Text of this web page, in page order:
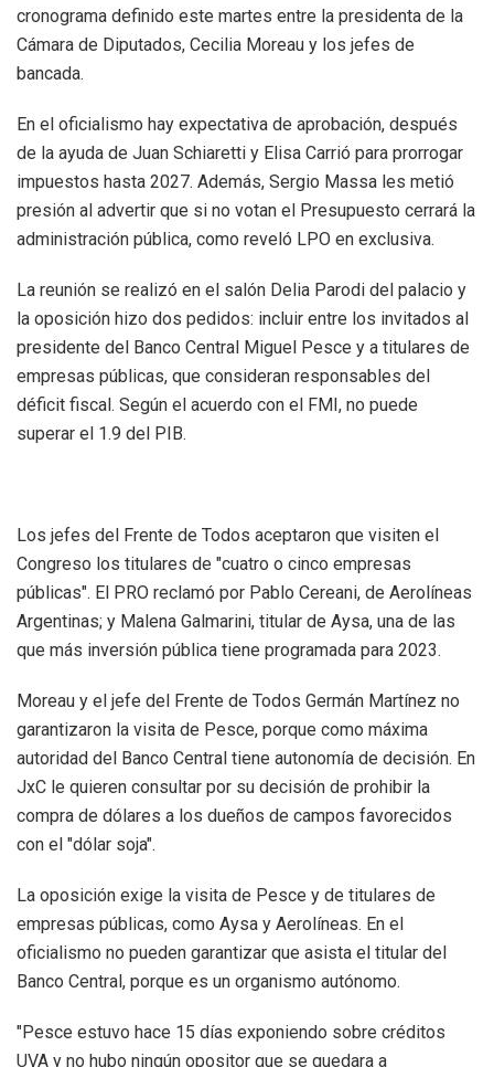
cronograma definido este martes entre la presidenta de la
Cámara de Diputados, Cecilia Moreau y los jefes de
bancada.
En el oficialismo hay expectativa de aprobación, después
de la ayuda de Juan Schiaretti y Elisa Carrió para prorrogar
impuestos hasta 2027. Además, Sergio Massa les metió
presión al advertir que si no votan el Presupuesto cerrará la
administración pública, como reveló LPO en exclusiva.
La reunión se realizó en el salón Delia Parodi del palacio y
la oposición hizo dos pedidos: incluir entre los invitados al
presidente del Banco Central Miguel Pesce y a titulares de
empresas públicas, que consideran responsables del
déficit fiscal. Según el acuerdo con el FMI, no puede
superar el 1.9 del PIB.
Los jefes del Frente de Todos aceptaron que visiten el
Congreso los titulares de "cuatro o cinco empresas
públicas". El PRO reclamó por Pablo Cereani, de Aerolíneas
Argentinas; y Malena Galmarini, titular de Aysa, una de las
que más inversión pública tiene programada para 2023.
Moreau y el jefe del Frente de Todos Germán Martínez no
garantizaron la visita de Pesce, porque como máxima
autoridad del Banco Central tiene autonomía de decisión. En
JxC le quieren consultar por su decisión de prohibir la
compra de dólares a los dueños de campos favorecidos
con el "dólar soja".
La oposición exige la visita de Pesce y de titulares de
empresas públicas, como Aysa y Aerolíneas. En el
oficialismo no pueden garantizar que asista el titular del
Banco Central, porque es un organismo autónomo.
"Pesce estuvo hace 15 días exponiendo sobre créditos
UVA y no hubo ningún opositor que se quedara a